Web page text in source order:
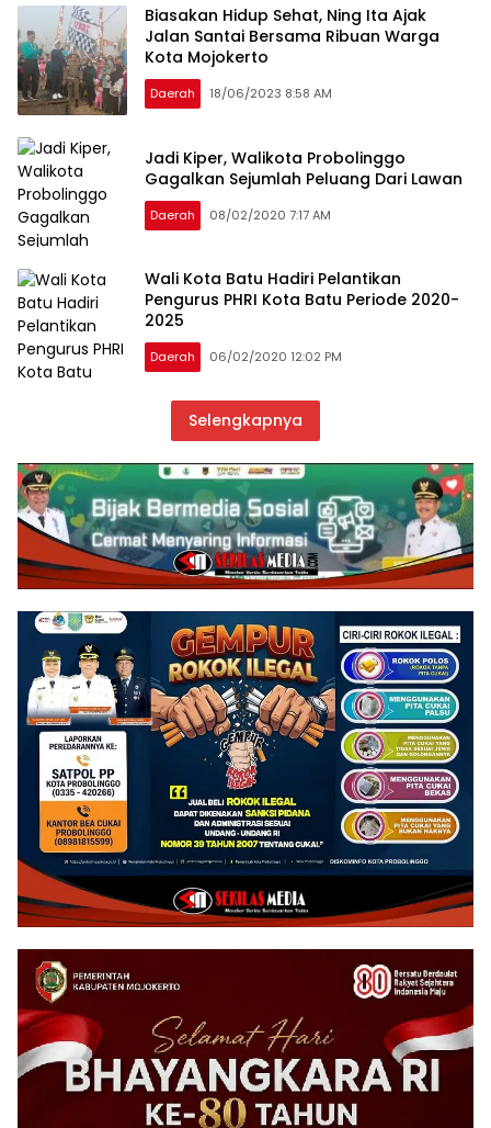
Biasakan Hidup Sehat, Ning Ita Ajak
Jalan Santai Bersama Ribuan Warga
Kota Mojokerto
Daerah 18/06/2023 8:58 AM
Jadi Kiper, Walikota Probolinggo
Gagalkan Sejumlah Peluang Dari Lawan
Daerah 08/02/2020 7:17 AM
Wali Kota Batu Hadiri Pelantikan
Pengurus PHRI Kota Batu Periode 2020-
2025
Daerah 06/02/2020 12:02 PM
Selengkapnya